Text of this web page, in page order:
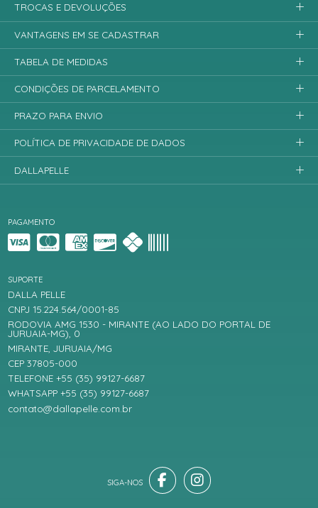
PAGAMENTO
SUPORTE
DALLA PELLE
CNPJ 15.224.564/0001-85
RODOVIA AMG 1530 - MIRANTE (AO LADO DO PORTAL DE
JURUAIA-MG), 0
MIRANTE, JURUAIA/MG
CEP 37805-000
TELEFONE +55 (35) 99127-6687
WHATSAPP +55 (35) 99127-6687
contato@dallapelle.com.br
TROCAS E DEVOLUÇÕES
VANTAGENS EM SE CADASTRAR
TABELA DE MEDIDAS
CONDIÇÕES DE PARCELAMENTO
PRAZO PARA ENVIO
POLÍTICA DE PRIVACIDADE DE DADOS
DALLAPELLE